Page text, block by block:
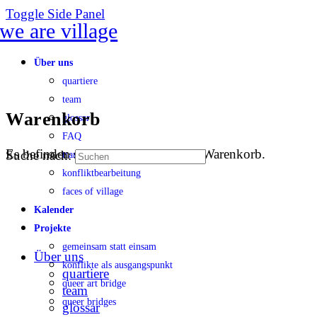
Toggle Side Panel
Über uns
quartiere
team
glossar
FAQ
transparenz
konfliktbearbeitung
faces of village
Kalender
Projekte
gemeinsam statt einsam
konflikte als ausgangspunkt
queer art bridge
queer bridges
Warenkorb
Es befinden sich keine Produkte im Warenkorb.
Suche nach:
Über uns
quartiere
team
glossar